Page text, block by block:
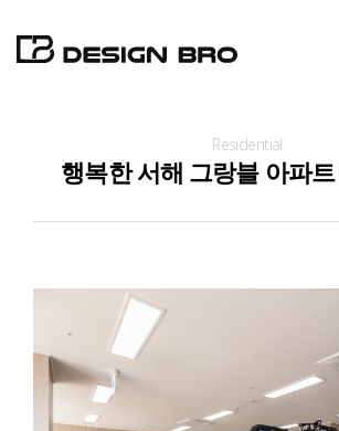
About
News
Residential
행복한 서해 그랑블 아파